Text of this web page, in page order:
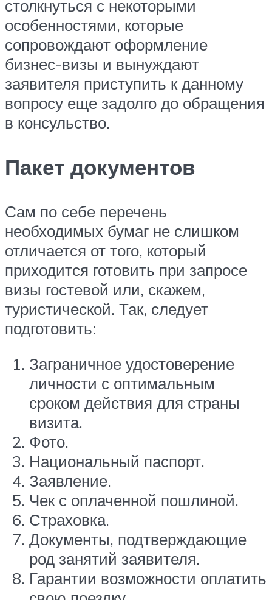
столкнуться с некоторыми
особенностями, которые
сопровождают оформление
бизнес-визы и вынуждают
заявителя приступить к данному
вопросу еще задолго до обращения
в консульство.
Пакет документов
Сам по себе перечень
необходимых бумаг не слишком
отличается от того, который
приходится готовить при запросе
визы гостевой или, скажем,
туристической. Так, следует
подготовить:
Заграничное удостоверение
личности с оптимальным
сроком действия для страны
визита.
Фото.
Национальный паспорт.
Заявление.
Чек с оплаченной пошлиной.
Страховка.
Документы, подтверждающие
род занятий заявителя.
Гарантии возможности оплатить